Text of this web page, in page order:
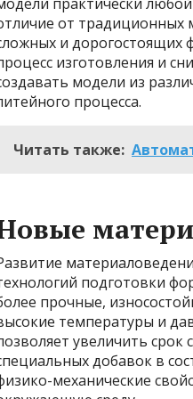
от традиционных
и дорогостоящих
изготовления и
модели из
процесса.
Читать также:
подготовки
прочные,
температуры и
увеличить
добавок в
механические